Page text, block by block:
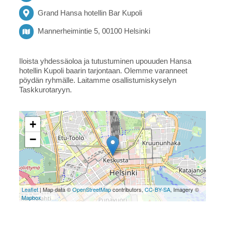
Grand Hansa hotellin Bar Kupoli
Mannerheimintie 5, 00100 Helsinki
Iloista yhdessäoloa ja tutustuminen upouuden Hansa
hotellin Kupoli baarin tarjontaan. Olemme varanneet
pöydän ryhmälle. Laitamme osallistumiskyselyn
Taskkurotaryyn.
+
−
Leaflet| Map data ©OpenStreetMapcontributors,CC-BY-SA, Imagery ©
Mapbox